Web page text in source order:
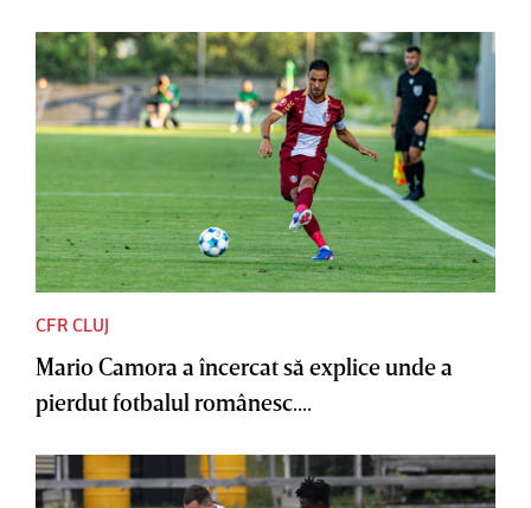
CFR CLUJ
Mario Camora a încercat să explice unde a
pierdut fotbalul românesc....